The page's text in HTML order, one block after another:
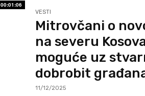
00:01:06
VESTI
Mitrovčani o
na severu
moguće uz
dobrobit
11/12/2025